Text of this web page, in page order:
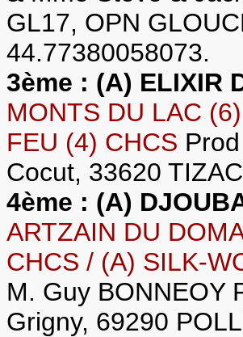
GL17, OPN
44.77380058073.
3ème : (A) ELIXIR
MONTS DU LAC
FEU (4) CHCS
Cocut, 33620
4ème : (A)
ARTZAIN DU
CHCS / (A) SILK-
M. Guy BONNEOY
Grigny, 69290